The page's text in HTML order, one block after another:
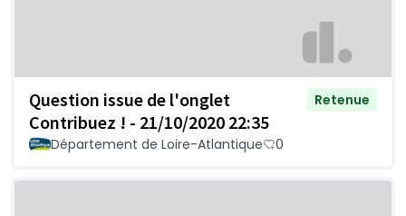
Question issue de l'onglet
Contribuez ! - 21/10/2020 22:35
Retenue
Département de Loire-Atlantique 0